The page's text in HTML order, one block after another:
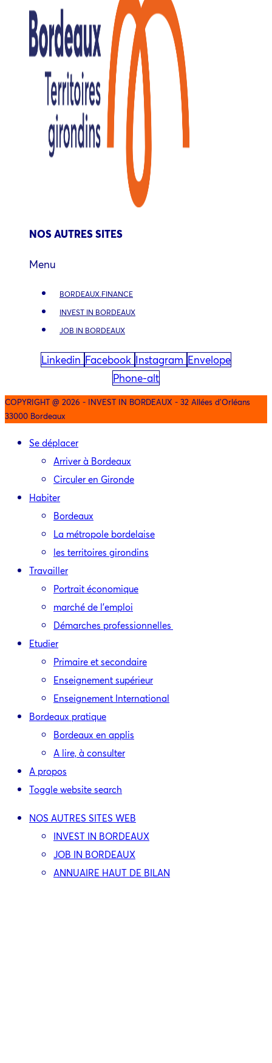
NOS AUTRES SITES
Menu
BORDEAUX.FINANCE
INVEST IN BORDEAUX
JOB IN BORDEAUX
Linkedin Facebook Instagram Envelope
Phone-alt
COPYRIGHT @ 2026 - INVEST IN BORDEAUX - 32 Allées d'Orléans
33000 Bordeaux
Se déplacer
Arriver à Bordeaux
Circuler en Gironde
Habiter
Bordeaux
La métropole bordelaise
les territoires girondins
Travailler
Portrait économique
marché de l’emploi
Démarches professionnelles
Etudier
Primaire et secondaire
Enseignement supérieur
Enseignement International
Bordeaux pratique
Bordeaux en applis
A lire, à consulter
A propos
Toggle website search
NOS AUTRES SITES WEB
INVEST IN BORDEAUX
JOB IN BORDEAUX
ANNUAIRE HAUT DE BILAN